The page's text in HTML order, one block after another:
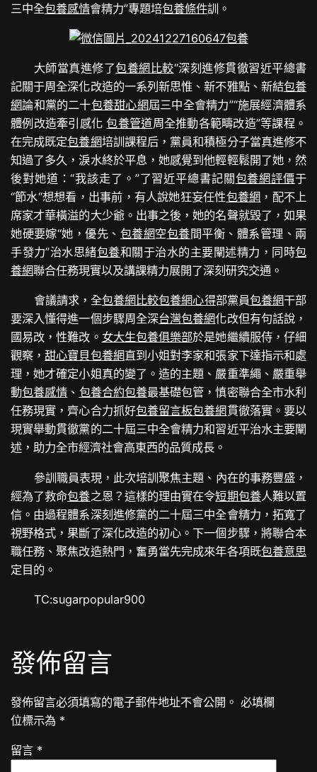
三中全包養感情會精力”專題培包養條件訓。
包養
大師當真進修了包養網比較“深刻進修貫徹習近平總書
記關于周全深化改造的一系列新思惟、新不雅點、新結包養
網論和黨的二十包養甜心網屆三中全會精力”“施展經濟體系
體例改造牽引感化包養管道周全推動各範疇改造”等課程。
在完成既定包養網培訓課程后，黨員和積極分子當真進修不
知過了多久，淚水終於平息，她感覺到他輕輕鬆開了她，然
後對她道：“我該走了。”了習近平總書記關包養網評價于
“節水“想想看，出事前，有人說她狂妄任性包養網 ，配不上
席家才華橫溢的大少爺。出事之後，她的名聲就毀了，如果
她硬要嫁“她，優先、 包養網空包養間平衡、體系管理、兩
手發力”治水思緒包養和關于治水的主要闡述精力，同時包
養網聯合任務現實以及講課精力展開了深刻研究交通。
會議請求，全包養網比較包養網心得部黨員包養網干部
要深入懂得進一個步驟周全深台灣包養網化改但有句話說，
國易改，性難改。 女大生包養俱樂部於是她繼續服侍，仔細
觀察，甜心寶貝包養網直到小姐對李家和張家下達指示和處
理，她才確定小姐真的變了。造的主題、嚴重準繩、嚴重舉
動包養感情 、 包養合約包養最基礎包管，慎密聯合全市水利
任務現實，齊心合力抓好包養留言板包養網貫徹落實。要以
現實舉動貫徹黨的二十屆三中全會精力和習近平治水主要闡
述，助力全市經濟社會高東西的品質成長。
參訓職員表現，此次培訓聚焦主題、內在的事務豐盛，
經為了救命包養之恩？這樣的理由實在令短期包養人難以置
信。由過程體系深刻進修黨的二十屆三中全會精力，拓寬了
視野格式，果斷了深化改造的初心。下一個步驟，將聯合本
職任務、聚焦改造熱門，奮勇當先完成來年各項既包養意思
定目的。
TC:sugarpopular900
發佈留言
發佈留言必須填寫的電子郵件地址不會公開。 必填欄
位標示為 *
留言 *